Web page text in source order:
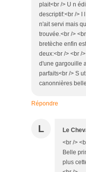
plait<br /> U n
descriptif:<br /> I
n'ait servi mais
trouvée.<br />
bretèche enfin
deux:<br /> <br /
d'une gargouille
parfaits<br /> S
canonnières
Répondre
L Le
<br />
Belle
plus